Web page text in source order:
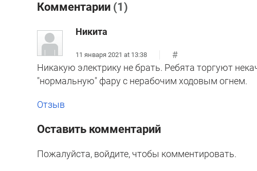
Комментарии (1)
Никита
11 января 2021 at 13:38
#
Никакую электрику не брать. Ребята торгуют
"нормальную" фару с нерабочим ходовым огнем.
Отзыв
Оставить комментарий
Пожалуйста, войдите, чтобы комментировать.